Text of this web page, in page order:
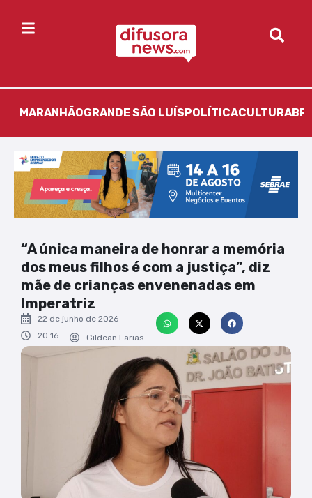
MARANHÃOGRANDE SÃO LUÍS POLÍTICACULTURA
“A única maneira de honrar a memória
dos meus filhos é com a justiça”, diz
mãe de crianças envenenadas em
Imperatriz
22 de junho de 2026
20:16
Gildean Farias